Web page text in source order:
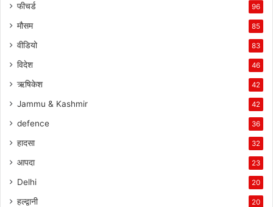
फीचर्ड 96
मौसम 85
वीडियो 83
विदेश 46
ऋषिकेश 42
Jammu & Kashmir 42
defence 36
हादसा 32
आपदा 23
Delhi 20
हल्द्वानी 20